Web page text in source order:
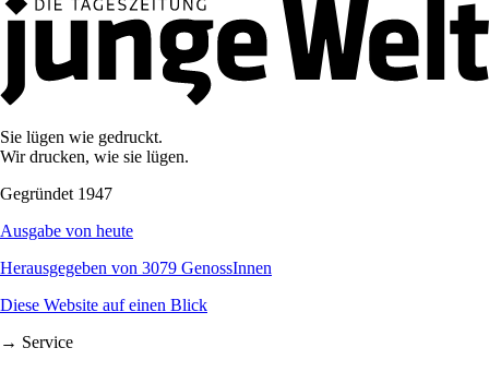
Sie lügen wie gedruckt.
Wir drucken, wie sie lügen.
Gegründet 1947
Ausgabe von heute
Herausgegeben von 3079 GenossInnen
Diese Website auf einen Blick
→ Service